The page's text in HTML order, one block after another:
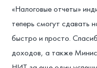
«Налоговые отчеты»
теперь смогут сдавать
быстро и просто.
доходов, а также